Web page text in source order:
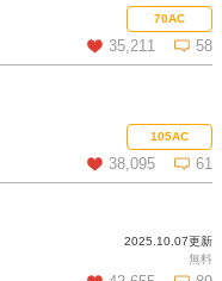
コメントを見る70AC
35,211 58
コメントを見る105AC
38,095 61
コメントを見る2025.10.07更新
無料